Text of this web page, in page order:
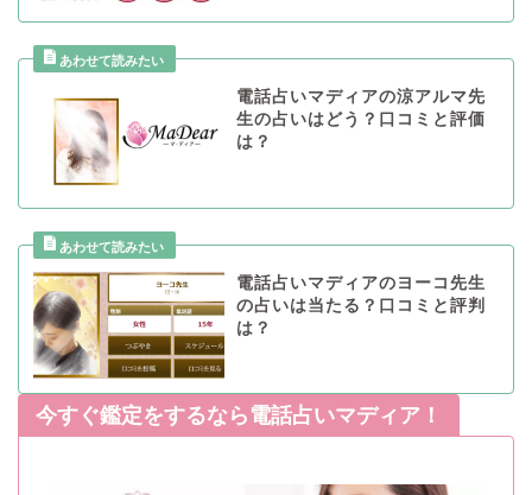
電話占いマディアの涼アルマ先
生の占いはどう？口コミと評価
は？
電話占いマディアのヨーコ先生
の占いは当たる？口コミと評判
は？
今すぐ鑑定をするなら電話占いマディア！